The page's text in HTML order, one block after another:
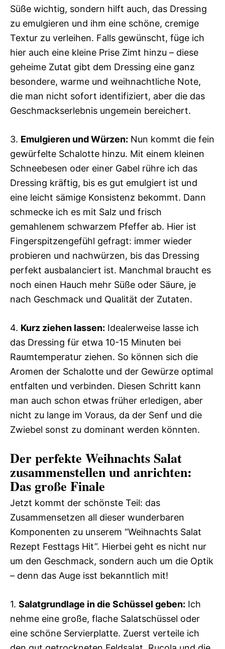
Süße wichtig, sondern hilft auch, das Dressing
zu emulgieren und ihm eine schöne, cremige
Textur zu verleihen. Falls gewünscht, füge ich
hier auch eine kleine Prise Zimt hinzu – diese
geheime Zutat gibt dem Dressing eine ganz
besondere, warme und weihnachtliche Note,
die man nicht sofort identifiziert, aber die das
Geschmackserlebnis ungemein bereichert.
3. Emulgieren und Würzen: Nun kommt die fein
gewürfelte Schalotte hinzu. Mit einem kleinen
Schneebesen oder einer Gabel rühre ich das
Dressing kräftig, bis es gut emulgiert ist und
eine leicht sämige Konsistenz bekommt. Dann
schmecke ich es mit Salz und frisch
gemahlenem schwarzem Pfeffer ab. Hier ist
Fingerspitzengefühl gefragt: immer wieder
probieren und nachwürzen, bis das Dressing
perfekt ausbalanciert ist. Manchmal braucht es
noch einen Hauch mehr Süße oder Säure, je
nach Geschmack und Qualität der Zutaten.
4. Kurz ziehen lassen: Idealerweise lasse ich
das Dressing für etwa 10-15 Minuten bei
Raumtemperatur ziehen. So können sich die
Aromen der Schalotte und der Gewürze optimal
entfalten und verbinden. Diesen Schritt kann
man auch schon etwas früher erledigen, aber
nicht zu lange im Voraus, da der Senf und die
Zwiebel sonst zu dominant werden könnten.
Der perfekte Weihnachts Salat
zusammenstellen und anrichten:
Das große Finale
Jetzt kommt der schönste Teil: das
Zusammensetzen all dieser wunderbaren
Komponenten zu unserem “Weihnachts Salat
Rezept Festtags Hit”. Hierbei geht es nicht nur
um den Geschmack, sondern auch um die Optik
– denn das Auge isst bekanntlich mit!
1. Salatgrundlage in die Schüssel geben: Ich
nehme eine große, flache Salatschüssel oder
eine schöne Servierplatte. Zuerst verteile ich